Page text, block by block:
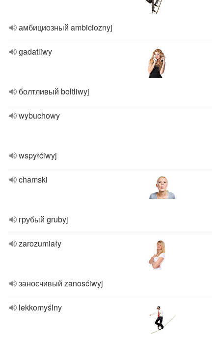
амбициозный ambicioznyj
gadatliwy
болтливый boltliwyj
wybuchowy
wspyłćiwyj
chamski
грубый grubyj
zarozumiały
заносчивый zanosćiwyj
lekkomyślny